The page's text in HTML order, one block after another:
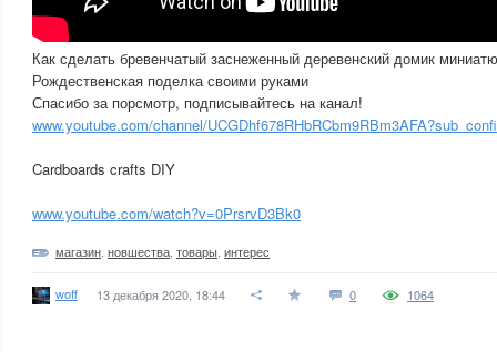
Как сделать бревенчатый заснеженный деревенский домик
Рождественская поделка своими руками
Спасибо за порсмотр, подписывайтесь на канал!
www.youtube.com/channel/
Cardboards crafts DIY
www.youtube.com/watch?v=0PrsrvD3Bk0
магазин новшества товары интерес
woff 13 декабря 2020, 18:44 0 1064